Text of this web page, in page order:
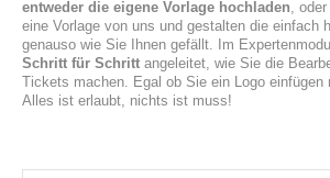
entweder die eigene Vorlage hochladen ,
eine Vorlage von uns und gestalten die einfach
genauso wie Sie Ihnen gefällt. Im
Schritt für Schritt angeleitet, wie Sie die
Tickets machen. Egal ob Sie ein Logo einfügen
Alles ist erlaubt, nichts ist muss!